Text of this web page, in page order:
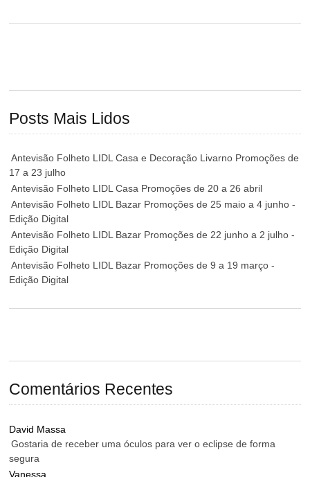
Posts Mais Lidos
Antevisão Folheto LIDL Casa e Decoração Livarno Promoções de
17 a 23 julho
Antevisão Folheto LIDL Casa Promoções de 20 a 26 abril
Antevisão Folheto LIDL Bazar Promoções de 25 maio a 4 junho -
Edição Digital
Antevisão Folheto LIDL Bazar Promoções de 22 junho a 2 julho -
Edição Digital
Antevisão Folheto LIDL Bazar Promoções de 9 a 19 março -
Edição Digital
Comentários Recentes
David Massa
Gostaria de receber uma óculos para ver o eclipse de forma
segura
Vanessa